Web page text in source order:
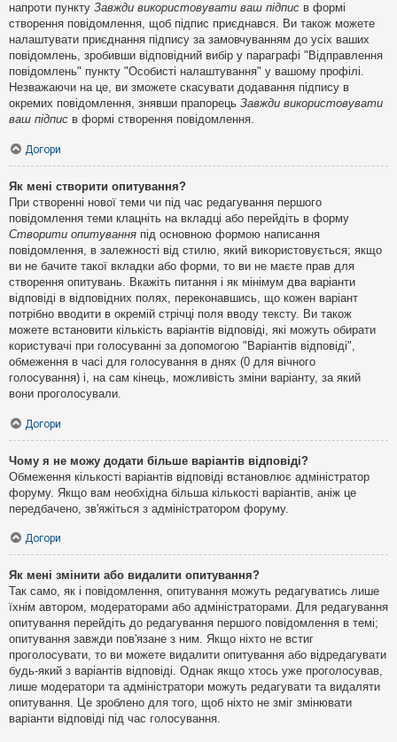
напроти пункту Завжди використовувати ваш підпис в формі
створення повідомлення, щоб підпис приєднався. Ви також можете
налаштувати приєднання підпису за замовчуванням до усіх ваших
повідомлень, зробивши відповідний вибір у параграфі "Відправлення
повідомлень" пункту "Особисті налаштування" у вашому профілі.
Незважаючи на це, ви зможете скасувати додавання підпису в
окремих повідомлення, знявши прапорець Завжди використовувати
ваш підпис в формі створення повідомлення.
Догори
Як мені створити опитування?
При створенні нової теми чи під час редагування першого
повідомлення теми клацніть на вкладці або перейдіть в форму
Створити опитування під основною формою написання
повідомлення, в залежності від стилю, який використовується; якщо
ви не бачите такої вкладки або форми, то ви не маєте прав для
створення опитувань. Вкажіть питання і як мінімум два варіанти
відповіді в відповідних полях, переконавшись, що кожен варіант
потрібно вводити в окремій стрічці поля вводу тексту. Ви також
можете встановити кількість варіантів відповіді, які можуть обирати
користувачі при голосуванні за допомогою "Варіантів відповіді",
обмеження в часі для голосування в днях (0 для вічного
голосування) і, на сам кінець, можливість зміни варіанту, за який
вони проголосували.
Догори
Чому я не можу додати більше варіантів відповіді?
Обмеження кількості варіантів відповіді встановлює адміністратор
форуму. Якщо вам необхідна більша кількості варіантів, аніж це
передбачено, зв'яжіться з адміністратором форуму.
Догори
Як мені змінити або видалити опитування?
Так само, як і повідомлення, опитування можуть редагуватись лише
їхнім автором, модераторами або адміністраторами. Для редагування
опитування перейдіть до редагування першого повідомлення в темі;
опитування завжди пов'язане з ним. Якщо ніхто не встиг
проголосувати, то ви можете видалити опитування або відредагувати
будь-який з варіантів відповіді. Однак якщо хтось уже проголосував,
лише модератори та адміністратори можуть редагувати та видаляти
опитування. Це зроблено для того, щоб ніхто не зміг змінювати
варіанти відповіді під час голосування.